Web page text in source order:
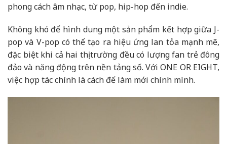
phong cách âm nhạc, từ pop, hip-hop đến indie.
Không khó để hình dung một sản phẩm kết hợp giữa J-
pop và V-pop có thể tạo ra hiệu ứng lan tỏa mạnh mẽ,
đặc biệt khi cả hai thị trường đều có lượng fan trẻ đông
đảo và năng động trên nền tảng số. Với ONE OR EIGHT,
việc hợp tác chính là cách để làm mới chính mình.